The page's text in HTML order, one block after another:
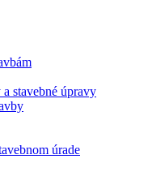
stavebné úpravy
úrade